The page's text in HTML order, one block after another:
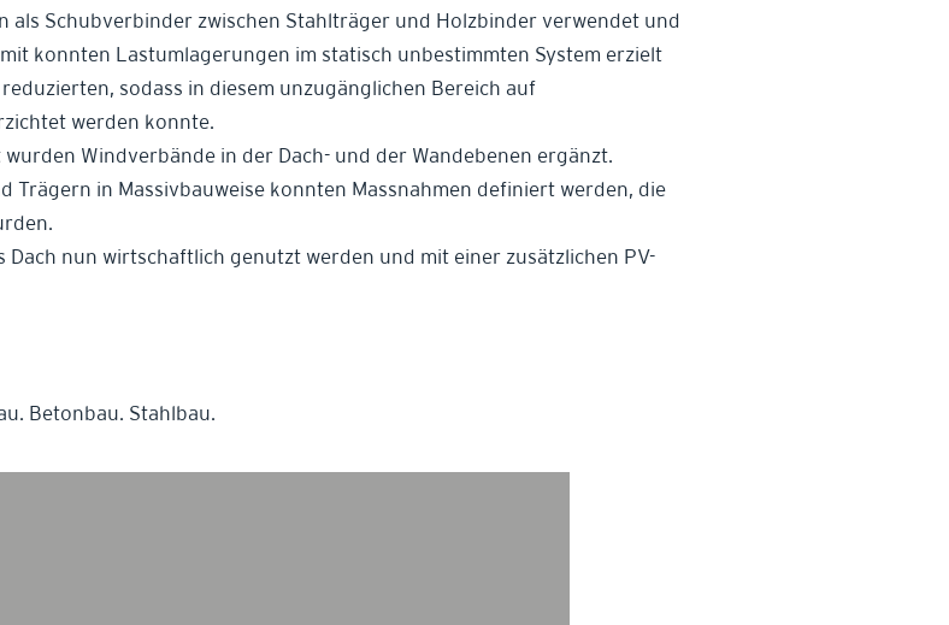
als Schubverbinder zwischen Stahlträger und Holzbinder verwendet und
konnten Lastumlagerungen im statisch unbestimmten System erzielt
sodass in diesem unzugänglichen Bereich auf
werden konnte.
Windverbände in der Dach- und der Wandebenen ergänzt.
Trägern in Massivbauweise konnten Massnahmen definiert werden, die
nun wirtschaftlich genutzt werden und mit einer zusätzlichen PV-
Betonbau. Stahlbau.